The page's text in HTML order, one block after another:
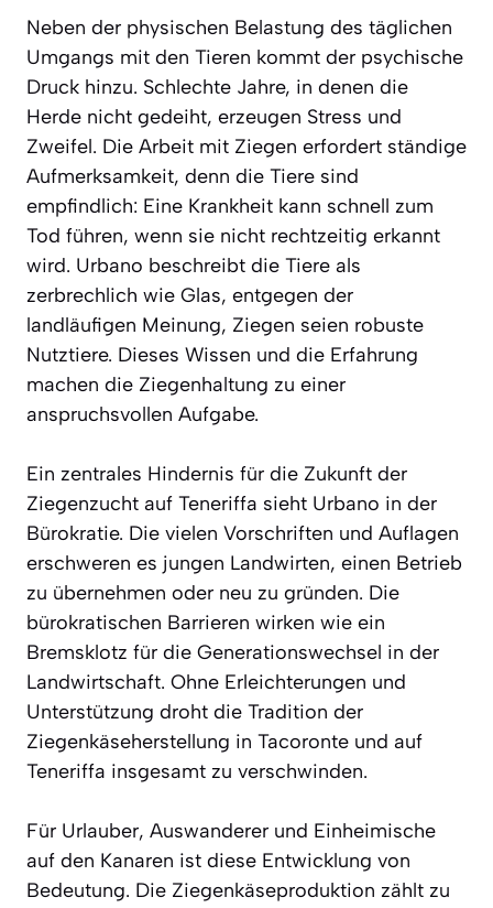
Neben der physischen Belastung des täglichen
Umgangs mit den Tieren kommt der psychische
Druck hinzu. Schlechte Jahre, in denen die
Herde nicht gedeiht, erzeugen Stress und
Zweifel. Die Arbeit mit Ziegen erfordert ständige
Aufmerksamkeit, denn die Tiere sind
empfindlich: Eine Krankheit kann schnell zum
Tod führen, wenn sie nicht rechtzeitig erkannt
wird. Urbano beschreibt die Tiere als
zerbrechlich wie Glas, entgegen der
landläufigen Meinung, Ziegen seien robuste
Nutztiere. Dieses Wissen und die Erfahrung
machen die Ziegenhaltung zu einer
anspruchsvollen Aufgabe.
Ein zentrales Hindernis für die Zukunft der
Ziegenzucht auf Teneriffa sieht Urbano in der
Bürokratie. Die vielen Vorschriften und Auflagen
erschweren es jungen Landwirten, einen Betrieb
zu übernehmen oder neu zu gründen. Die
bürokratischen Barrieren wirken wie ein
Bremsklotz für die Generationswechsel in der
Landwirtschaft. Ohne Erleichterungen und
Unterstützung droht die Tradition der
Ziegenkäseherstellung in Tacoronte und auf
Teneriffa insgesamt zu verschwinden.
Für Urlauber, Auswanderer und Einheimische
auf den Kanaren ist diese Entwicklung von
Bedeutung. Die Ziegenkäseproduktion zählt zu